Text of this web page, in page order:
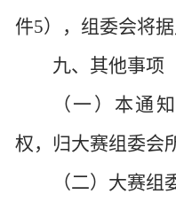
件5），组委会将
九、其他事项
（一）本通
权，归大赛组委会
（二）大赛组